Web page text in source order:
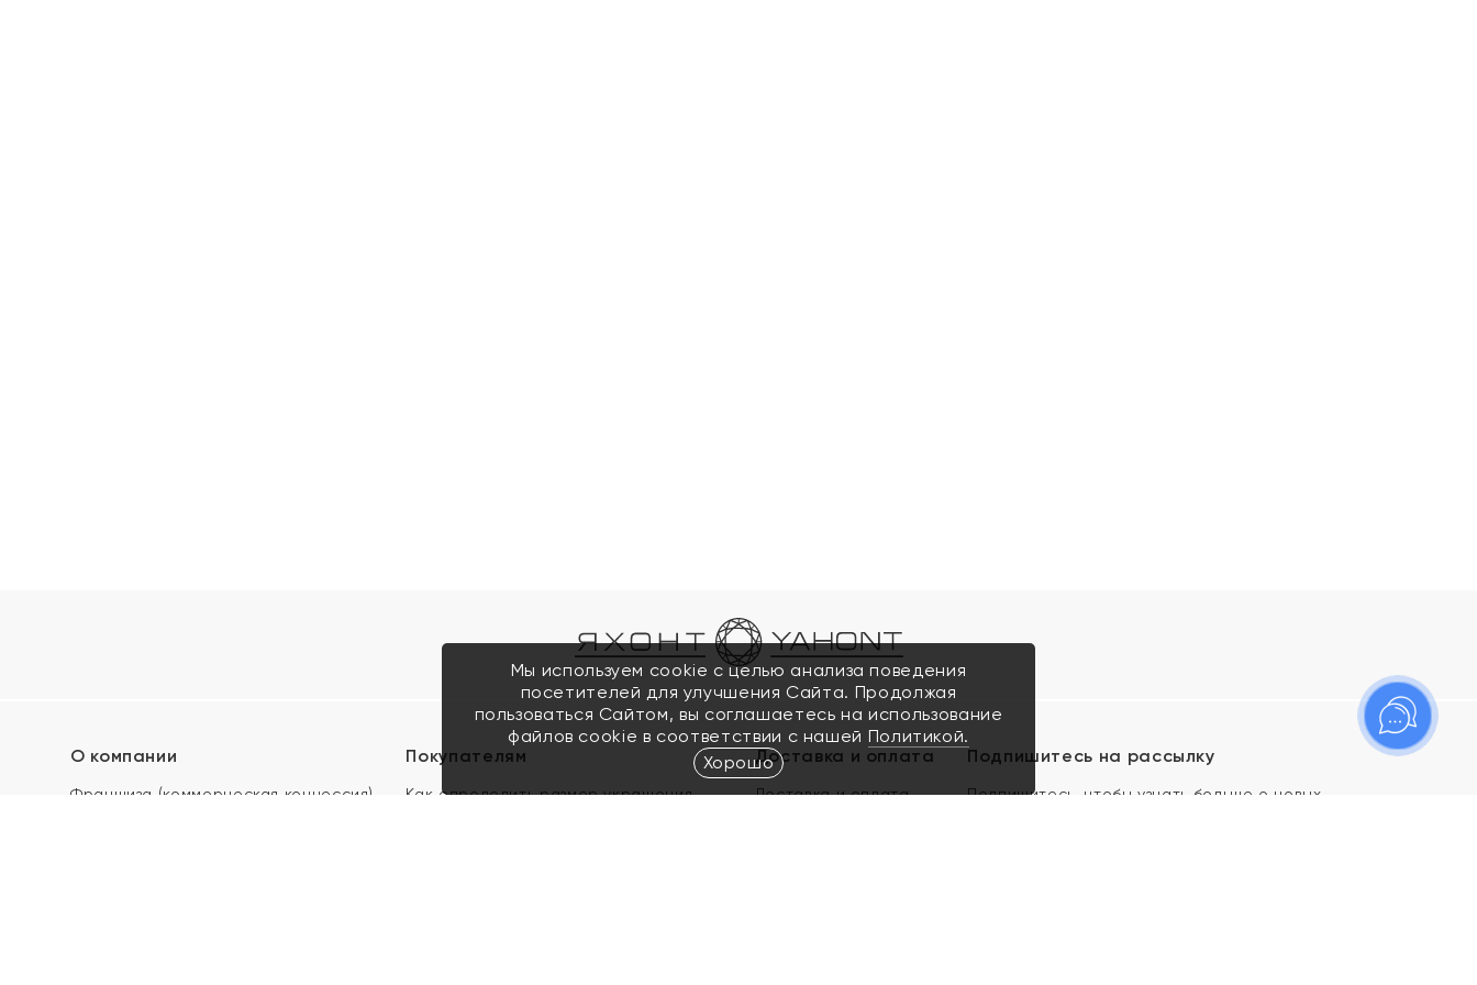
О компании
Франшиза (коммерческая концессия)
Покупателям
Как определить размер украшения
Доставка и оплата
Доставка и оплата
Подпишитесь на рассылку
Подпишитесь, чтобы узнать больше о новых
Мы используем cookie с целью анализа поведения
посетителей для улучшения Сайта. Продолжая
пользоваться Сайтом, вы соглашаетесь на использование
файлов cookie в соответствии с нашей Политикой.
Хорошо